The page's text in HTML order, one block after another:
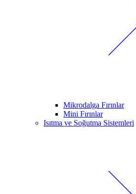
Mikrodalga Fırınlar
Mini Fırınlar
Isıtma ve Soğutma Sistemleri